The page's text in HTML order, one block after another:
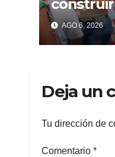
centros
para
violencia
AGO 6, 2026
Deja un
Tu dirección de
Comentario *